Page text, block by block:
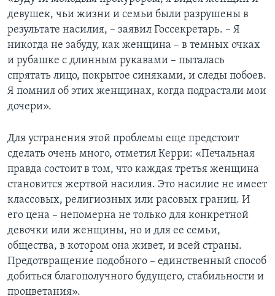
девушек, чьи жизни и семьи были разрушены в
результате насилия, – заявил Госсекретарь. – Я
никогда не забуду, как женщина – в темных очках
и рубашке с длинным рукавами – пыталась
спрятать лицо, покрытое синяками, и следы побоев.
Я помнил об этих женщинах, когда подрастали мои
дочери».
Для устранения этой проблемы еще предстоит
сделать очень много, отметил Керри: «Печальная
правда состоит в том, что каждая третья женщина
становится жертвой насилия. Это насилие не имеет
классовых, религиозных или расовых границ. И
его цена – непомерна не только для конкретной
девочки или женщины, но и для ее семьи,
общества, в котором она живет, и всей страны.
Предотвращение подобного – единственный способ
добиться благополучного будущего, стабильности и
процветания».